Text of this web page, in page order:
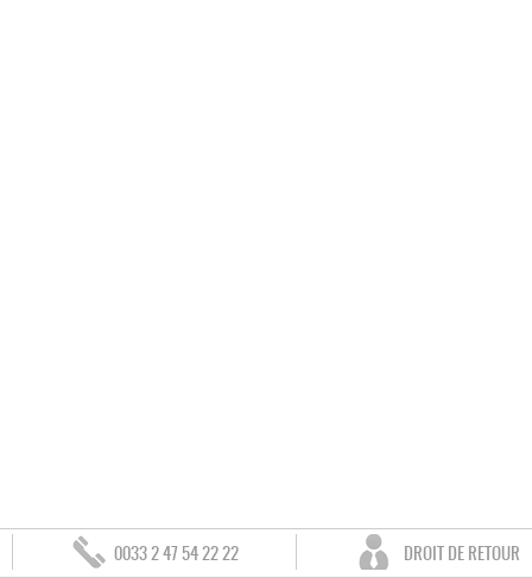
0033 2 47 54 22 22 DROIT DE RETOUR